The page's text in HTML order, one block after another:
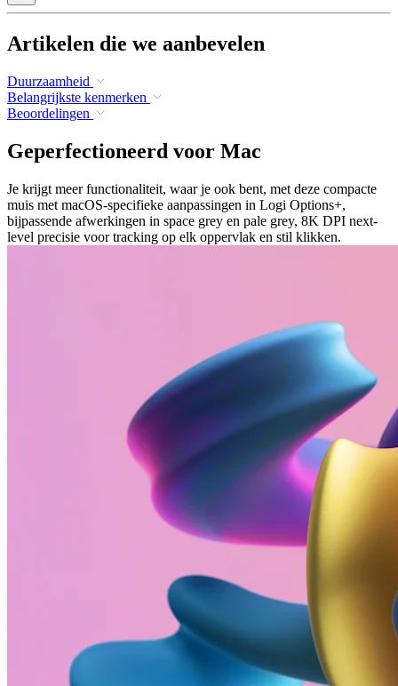
Artikelen die we aanbevelen
Duurzaamheid
Belangrijkste kenmerken
Beoordelingen
Geperfectioneerd voor Mac
Je krijgt meer functionaliteit, waar je ook bent, met deze compacte
muis met macOS-specifieke aanpassingen in Logi Options+,
bijpassende afwerkingen in space grey en pale grey, 8K DPI next-
level precisie voor tracking op elk oppervlak en stil klikken.